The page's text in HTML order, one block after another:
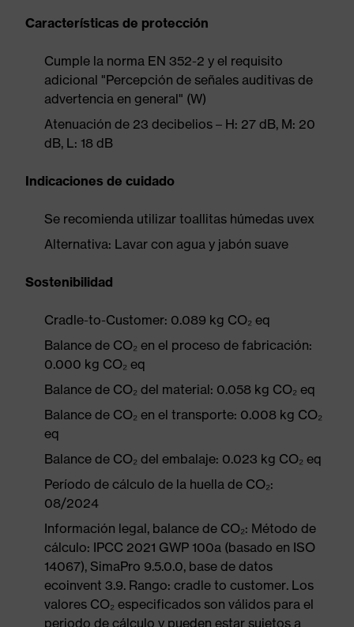
Características de protección
Cumple la norma EN 352-2 y el requisito
adicional "Percepción de señales auditivas de
advertencia en general" (W)
Atenuación de 23 decibelios – H: 27 dB, M: 20
dB, L: 18 dB
Indicaciones de cuidado
Se recomienda utilizar toallitas húmedas uvex
Alternativa: Lavar con agua y jabón suave
Sostenibilidad
Cradle-to-Customer: 0.089 kg CO₂ eq
Balance de CO₂ en el proceso de fabricación:
0.000 kg CO₂ eq
Balance de CO₂ del material: 0.058 kg CO₂ eq
Balance de CO₂ en el transporte: 0.008 kg CO₂
eq
Balance de CO₂ del embalaje: 0.023 kg CO₂ eq
Período de cálculo de la huella de CO₂:
08/2024
Información legal, balance de CO₂: Método de
cálculo: IPCC 2021 GWP 100a (basado en ISO
14067), SimaPro 9.5.0.0, base de datos
ecoinvent 3.9. Rango: cradle to customer. Los
valores CO₂ especificados son válidos para el
periodo de cálculo y pueden estar sujetos a